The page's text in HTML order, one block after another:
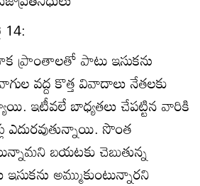
ప్రాంతాలతో పాటు ఇసుకను
వద్ద కొత్త వివాదాలు నేతలకు
ఇటీవలే బాధ్యతలు చేపట్టిన వారికి
ఎదురవుతున్నాయి. సొంత
బయటకు చెబుతున్న
అమ్ముకుంటున్నారని